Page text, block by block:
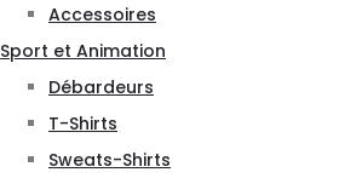
Accessoires
Sport et Animation
Débardeurs
T-Shirts
Sweats-Shirts